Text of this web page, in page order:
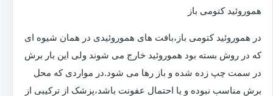
هموروئید کتومی باز
در هموروئید کتومی باز،بافت های هموروئیدی در همان شیوه ای
که در روش بسته بود هموروئید خارج می شوند ولی این بار برش
در سمت چپ زده شده و باز رها می شود.در مواردی که محل
برش مناسب نبوده و یا احتمال عفونت باشد،پزشک از ترکیبی از